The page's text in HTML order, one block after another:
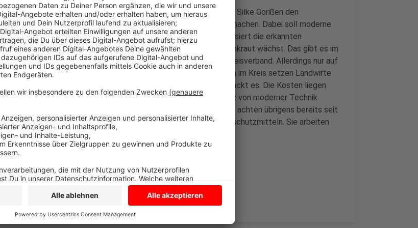
Mit einer neuen Strategie will die NRW-Landwirtschaftsministerin Silke Gorißen den
Umweltschutz verbessern und den Pflanzenschutz nachhaltiger machen. Dabei soll moderne
Technik helfen: Drohnen scannen die Feldflächen, eine KI kategorisiert die erkannten
Pflanzenarten. So kann gezielt gespritzt werden, wo überhaupt Unkraut wächst. Das gibt es im
Kreis Coesfeld bereits vereinzelt, sagt der landwirtschaftliche Kreisverband. Allerdings nur auf
kleineren Flächen im Gemüse- und Obstanbau. Auf kleinen Flächen im Kreis setzen Landwirte
auch autonome Hackroboter ein, dieser erkennt Unkraut und zerhackt es. Die Kosten liegen
allerdings pro Roboter bei 200 tausend Euro. Dennoch, der Einsatz von moderner Technik
nehme in der Landwirtschaft künftig weiter zu. Landwirte im Kreis achten übrigens bereits seit
mehreren Jahrzehnten auf einen sparsamen Einsatz von Pflanzenschutzmitteln. Sie arbeiten
dabei eng mit der Wasserwirtschaft im Kreis zusammen.
Anzeige